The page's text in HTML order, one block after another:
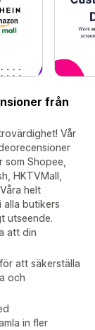
från
Vår
som Shopee,
HKTVMall,
helt
alla butikers
utseende.
att din
att säkerställa
och
in fler